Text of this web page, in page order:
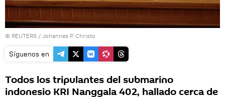
© REUTERS / Johannes P. Christo
Síguenos en
Todos los tripulantes del submarino
indonesio KRI Nanggala 402, hallado cerca de